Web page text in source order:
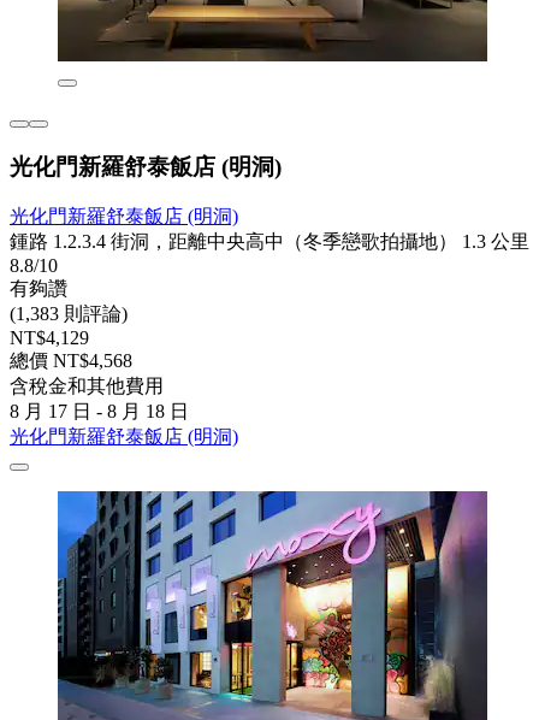
光化門新羅舒泰飯店 (明洞)
光化門新羅舒泰飯店 (明洞)
鍾路 1.2.3.4 街洞，距離中央高中（冬季戀歌拍攝地） 1.3 公里
8.8/10
有夠讚
(1,383 則評論)
NT$4,129
總價 NT$4,568
含稅金和其他費用
8 月 17 日 - 8 月 18 日
光化門新羅舒泰飯店 (明洞)